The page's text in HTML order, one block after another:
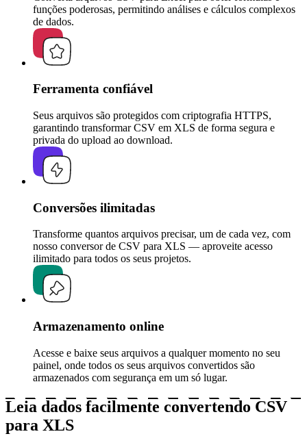
funções poderosas, permitindo análises e cálculos complexos
de dados.
Ferramenta confiável
Seus arquivos são protegidos com criptografia HTTPS,
garantindo transformar CSV em XLS de forma segura e
privada do upload ao download.
Conversões ilimitadas
Transforme quantos arquivos precisar, um de cada vez, com
nosso conversor de CSV para XLS — aproveite acesso
ilimitado para todos os seus projetos.
Armazenamento online
Acesse e baixe seus arquivos a qualquer momento no seu
painel, onde todos os seus arquivos convertidos são
armazenados com segurança em um só lugar.
Leia dados facilmente convertendo CSV
para XLS